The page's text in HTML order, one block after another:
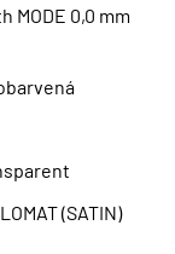
MODE 0,0 mm
(SATIN)